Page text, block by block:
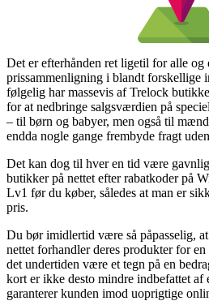
Det er efterhånden ret ligetil for alle og
prissammenligning i blandt forskellige
følgelig har massevis af Trelock
for at nedbringe salgsværdien på
– til børn og babyer, men også til
endda nogle gange frembyde fragt
Det kan dog til hver en tid være
butikker på nettet efter rabatkoder på
Lv1 før du køber, således at man er
pris.
Du bør imidlertid være så påpasselig,
nettet forhandler deres produkter for
det undertiden være et tegn på en
kort er ikke desto mindre indbefattet af
garanterer kunden imod uoprigtige